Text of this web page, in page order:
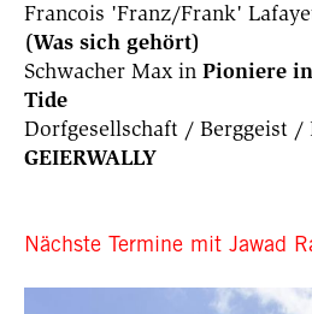
Francois 'Franz/Frank'
(Was sich gehört)
Schwacher Max in Pioniere
Tide
Dorfgesellschaft / Berggeist
GEIERWALLY
Nächste Termine mit Jawad